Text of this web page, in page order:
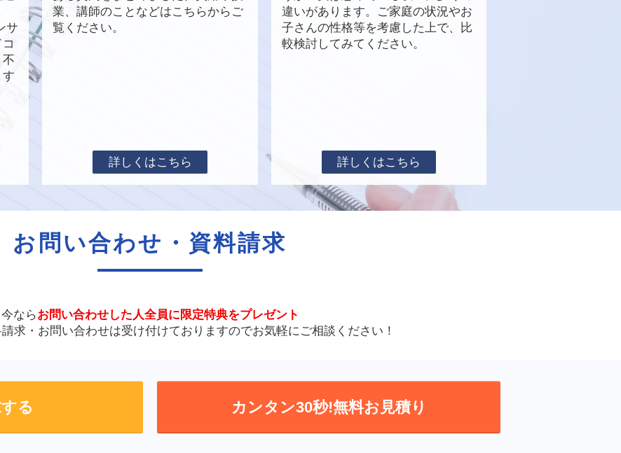
サ
不
業、講師のことなどはこちらからご
覧ください。
詳しくはこちら
違いがあります。ご家庭の状況やお
子さんの性格等を考慮した上で、比
較検討してみてください。
詳しくはこちら
お問い合わせ・資料請求
今ならお問い合わせした人全員に 限定特典をプレゼント
求・お問い合わせは受け付けておりますのでお気軽にご相談ください！
る カンタン30秒!無料お見積り